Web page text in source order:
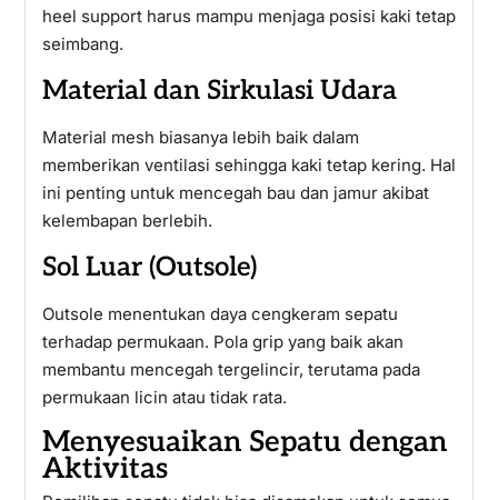
heel support harus mampu menjaga posisi kaki tetap
seimbang.
Material dan Sirkulasi Udara
Material mesh biasanya lebih baik dalam
memberikan ventilasi sehingga kaki tetap kering. Hal
ini penting untuk mencegah bau dan jamur akibat
kelembapan berlebih.
Sol Luar (Outsole)
Outsole menentukan daya cengkeram sepatu
terhadap permukaan. Pola grip yang baik akan
membantu mencegah tergelincir, terutama pada
permukaan licin atau tidak rata.
Menyesuaikan Sepatu dengan
Aktivitas